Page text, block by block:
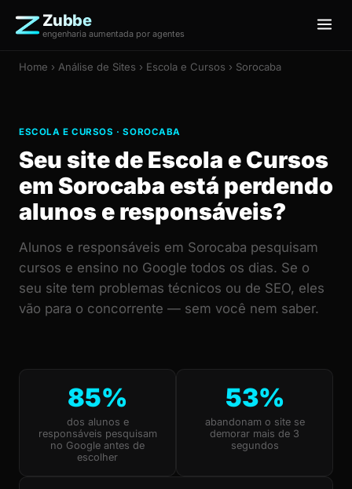
Zubbe
engenharia aumentada por agentes
Home › Análise de Sites › Escola e Cursos › Sorocaba
ESCOLA E CURSOS · SOROCABA
Seu site de Escola e Cursos
em Sorocaba está perdendo
alunos e responsáveis?
Alunos e responsáveis em Sorocaba pesquisam
cursos e ensino no Google todos os dias. Se o
seu site tem problemas técnicos ou de SEO, eles
vão para o concorrente — sem você nem saber.
85%
dos alunos e
responsáveis pesquisam
no Google antes de
escolher
53%
abandonam o site se
demorar mais de 3
segundos